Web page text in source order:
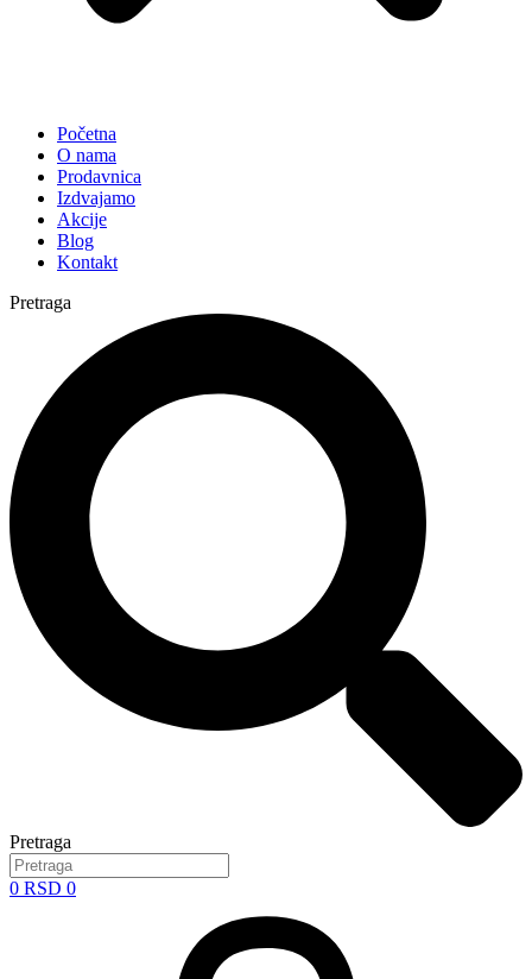
Početna
O nama
Prodavnica
Izdvajamo
Akcije
Blog
Kontakt
Pretraga
Pretraga
0 RSD 0